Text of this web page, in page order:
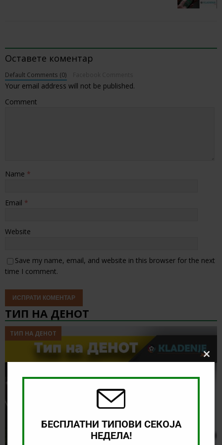
Оставете коментар
Default Comments (0)
Your email address will not be published.
Comment
Name *
Email *
Website
Save my name, email, and website in this browser for the next
time I comment.
ТИП НА ДЕНОТ
ТИП НА ДЕНОТ
Close
БЕСПЛАТНИ ТИПОВИ СЕКОЈА
НЕДЕЛА!